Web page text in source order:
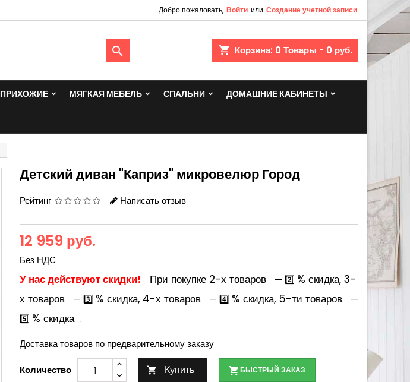
Добро пожаловать, Войти или Создание учетной записи
shopping_cart Корзина: 0 Товары - 0 руб.

ПРИХОЖИЕ МЯГКАЯ МЕБЕЛЬ СПАЛЬНИ ДОМАШНИЕ КАБИНЕТЫ
Детский диван "Каприз" микровелюр Город
Рейтинг Написать отзыв
12 959 руб.
Без НДС
У нас действуют скидки! При покупке 2-х товаров — 2️⃣ % скидка, 3-
х товаров
— 3️⃣ % скидка, 4-х товаров — 4️⃣ % скидка, 5-ти товаров
—
5️⃣ % скидка .
Доставка товаров по предварительному заказу
Количество  Купить БЫСТРЫЙ ЗАКАЗ